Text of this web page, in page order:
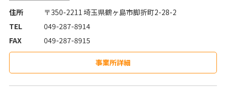
住所
〒350-2211 埼玉県鶴ヶ島市脚折町2-28-2
TEL
049-287-8914
FAX
049-287-8915
事業所詳細